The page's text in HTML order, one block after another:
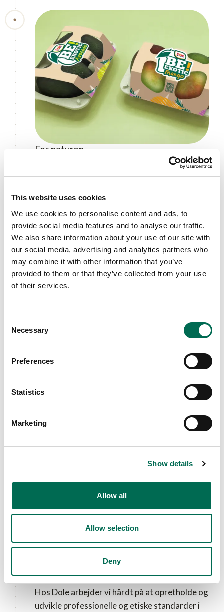
This website uses cookies
We use cookies to personalise content and ads, to
provide social media features and to analyse our traffic.
We also share information about your use of our site with
our social media, advertising and analytics partners who
may combine it with other information that you’ve
provided to them or that they’ve collected from your use
of their services.
Selection
Necessary
Preferences
Statistics
Marketing
Show details
Allow all
Allow selection
Deny
For naturen
Affald og emballager
tilgang, vi kalder ”reducer, genbrug og
genvind”, hvilket har ført til flere initiativer,
der mindsker affaldet. Overalt hvor affald er
relevant, engagerer vi os i at forstå og
reducere vores aftryk. I vores markedsføring
ønsker vi at inspirere forbrugerne til at
gennem design og materialevalg. Vores mål er
altid at mindske brugen af plast og skifte til
genbrugs- eller komposterbare materialer,
Doles DALE Foundation
Hos Dole arbejder vi hårdt på at opretholde og
udvikle professionelle og etiske standarder i